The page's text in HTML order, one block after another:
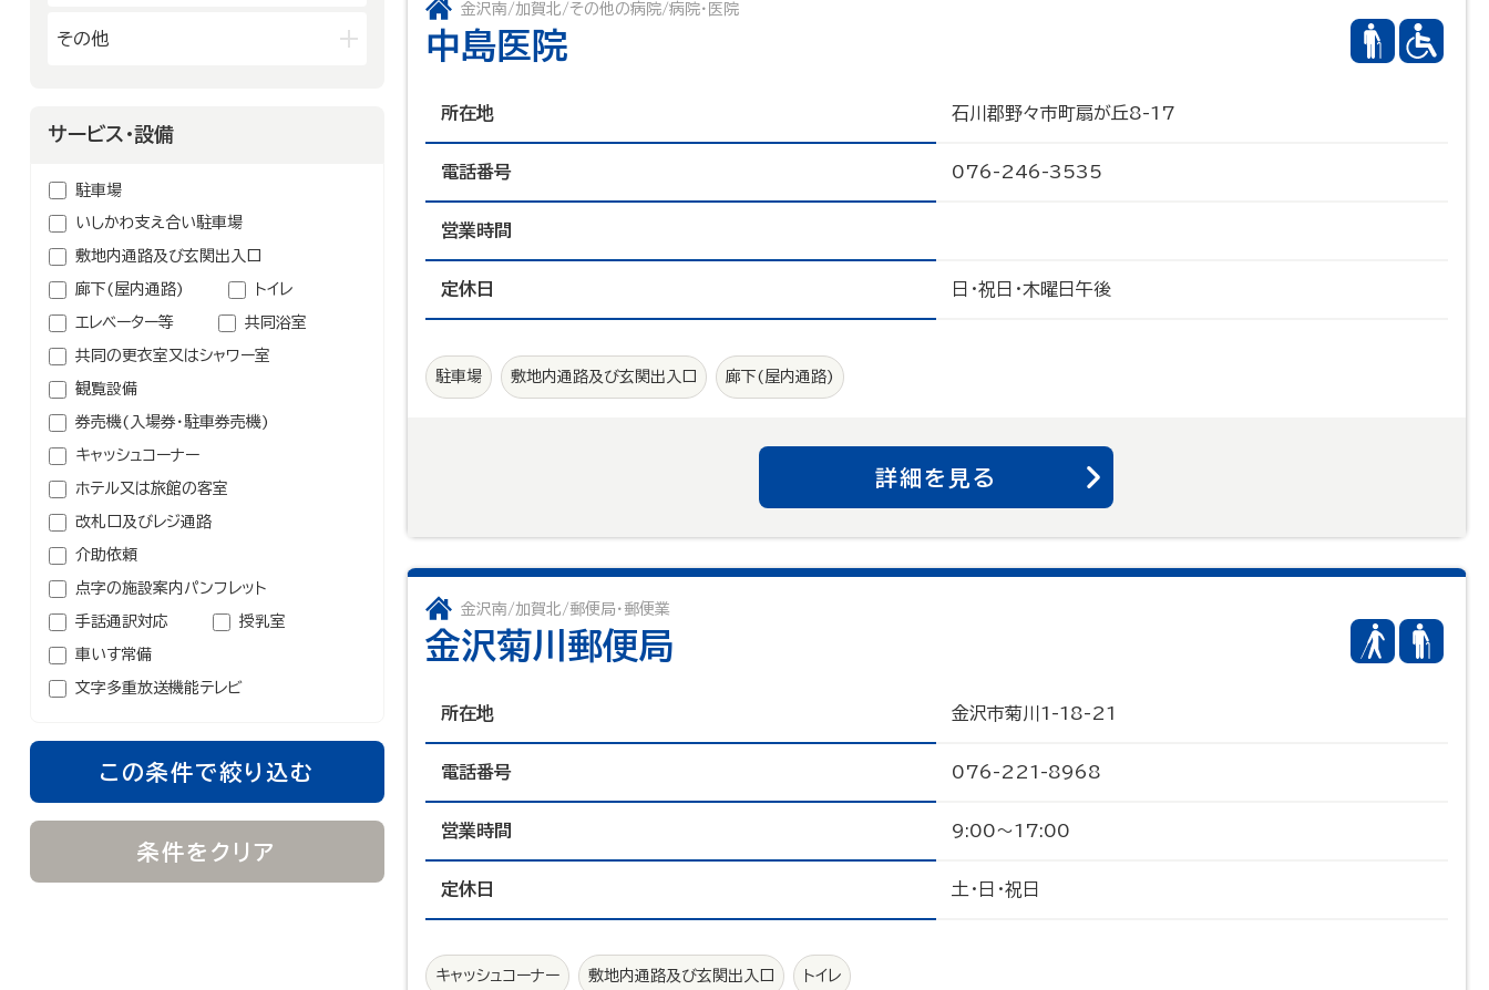
ファミリーレストラン
その他の宿泊関連施設
官公庁・県市町
介護・福祉関連
公民館・集会場・会館・研修所
塾・教室・カルチャースクール
美容院・理容店
冠婚葬祭業
郵便局・郵便業
その他のサービス業
その他
鉱業
サービス・設備
駐車場
いしかわ支え合い駐車場
敷地内通路及び玄関出入口
廊下(屋内通路) トイレ
エレベーター等 共同浴室
共同の更衣室又はシャワー室
観覧設備
券売機(入場券・駐車券売機)
キャッシュコーナー
ホテル又は旅館の客室
改札口及びレジ通路
介助依頼
点字の施設案内パンフレット
手話通訳対応 授乳室
車いす常備
文字多重放送機能テレビ
この条件で絞り込む
条件をクリア
金沢南/加賀北/その他の病院/病院・医院
中島医院
所在地 石川郡野々市町扇が丘8-17
電話番号 076-246-3535
営業時間
定休日 日・祝日・木曜日午後
駐車場 敷地内通路及び玄関出入口 廊下(屋内通路)
詳細を見る
金沢南/加賀北/郵便局・郵便業
金沢菊川郵便局
所在地 金沢市菊川1-18-21
電話番号 076-221-8968
営業時間 9:00～17:00
定休日 土・日・祝日
キャッシュコーナー 敷地内通路及び玄関出入口 トイレ